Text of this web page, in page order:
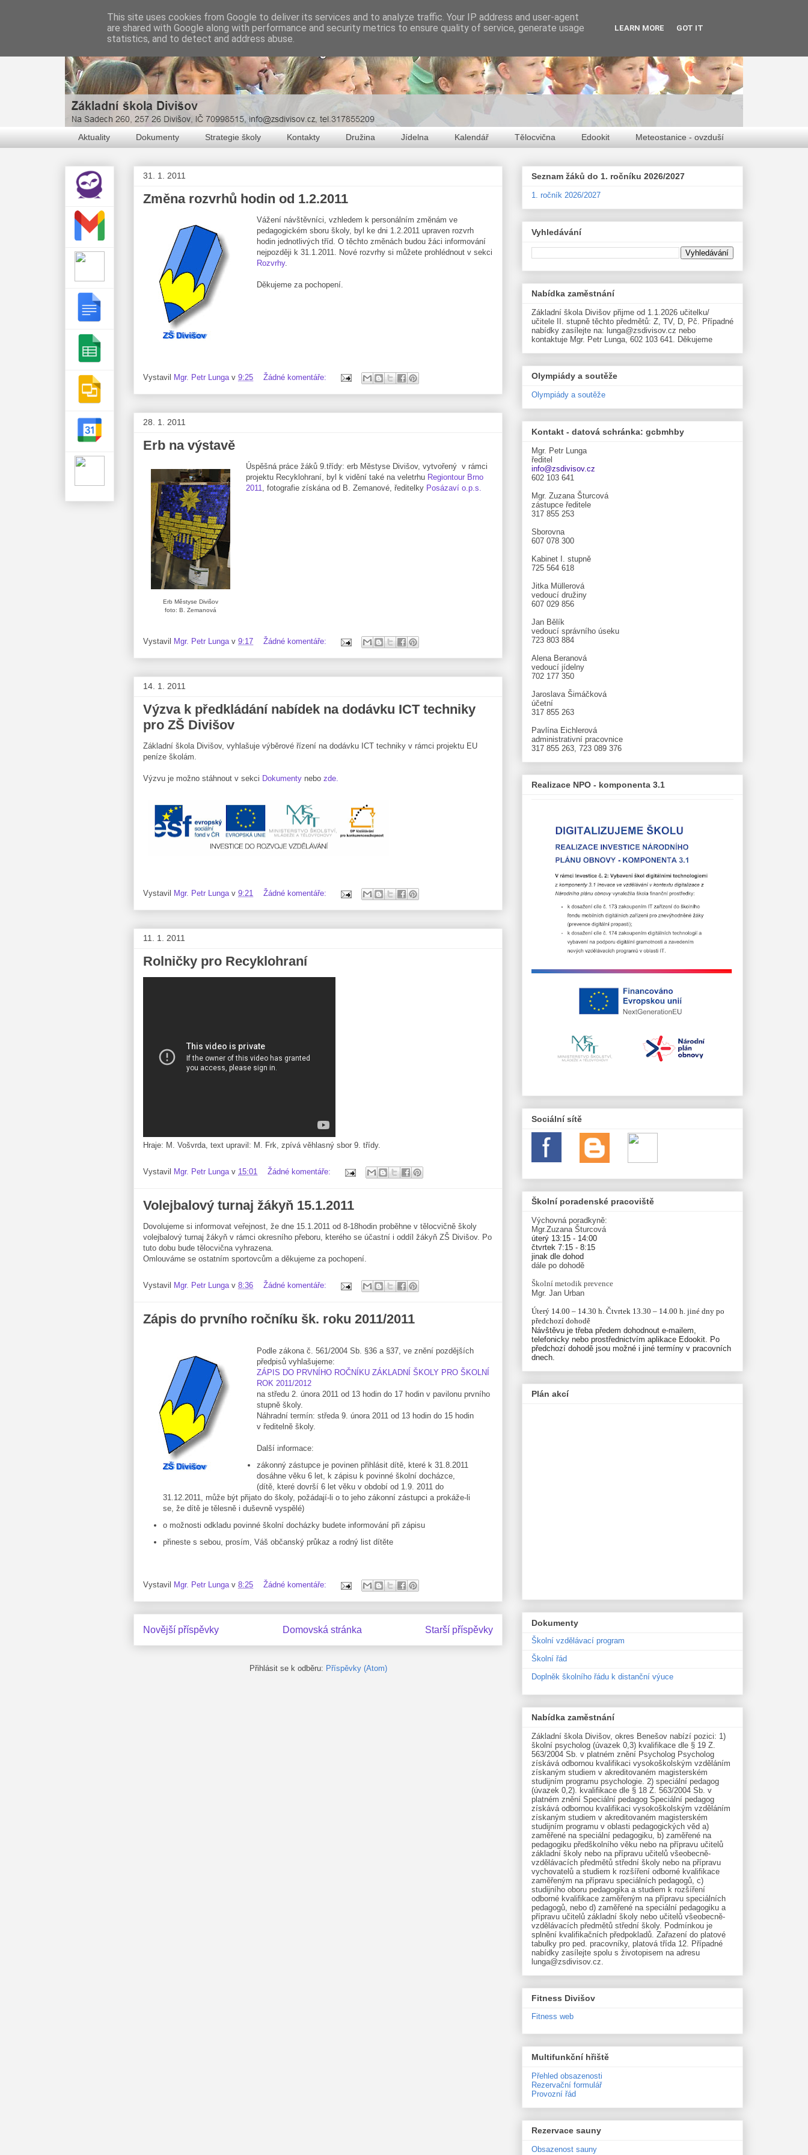
Aktuality Dokumenty Strategie školy Kontakty Družina Jídelna Kalendář Tělocvična Edookit Meteostanice - ovzduší
31. 1. 2011
Změna rozvrhů hodin od 1.2.2011
Vážení návštěvníci, vzhledem k personálním změnám ve
pedagogickém sboru školy, byl ke dni 1.2.2011 upraven rozvrh
hodin jednotlivých tříd. O těchto změnách budou žáci informování
nejpozději k 31.1.2011. Nové rozvrhy si můžete prohlédnout v sekci
Rozvrhy.
Děkujeme za pochopení.
Vystavil Mgr. Petr Lunga v 9:25 Žádné komentáře:
28. 1. 2011
Erb na výstavě
Erb Městyse Divišov
foto: B. Zemanová
Úspěšná práce žáků 9.třídy: erb Městyse Divišov, vytvořený v rámci
projektu Recyklohraní, byl k vidění také na veletrhu Regiontour Brno
2011
, fotografie získána od B. Zemanové, ředitelky Posázaví o.p.s.
Vystavil Mgr. Petr Lunga v 9:17 Žádné komentáře:
14. 1. 2011
Výzva k předkládání nabídek na dodávku ICT techniky
pro ZŠ Divišov
Základní škola Divišov, vyhlašuje výběrové řízení na dodávku ICT techniky v rámci projektu EU
peníze školám.
Výzvu je možno stáhnout v sekci Dokumenty nebo zde.
Vystavil Mgr. Petr Lunga v 9:21 Žádné komentáře:
11. 1. 2011
Rolničky pro Recyklohraní
Hraje: M. Vošvrda, text upravil: M. Frk, zpívá věhlasný sbor 9. třídy.
Vystavil Mgr. Petr Lunga v 15:01 Žádné komentáře:
Volejbalový turnaj žákyň 15.1.2011
Dovolujeme si informovat veřejnost, že dne 15.1.2011 od 8-18hodin proběhne v tělocvičně školy
volejbalový turnaj žákyň v rámci okresního přeboru, kterého se účastní i oddíl žákyň ZŠ Divišov. Po
tuto dobu bude tělocvična vyhrazena.
Omlouváme se ostatním sportovcům a děkujeme za pochopení.
Vystavil Mgr. Petr Lunga v 8:36 Žádné komentáře:
Zápis do prvního ročníku šk. roku 2011/2011
Podle zákona č. 561/2004 Sb. §36 a §37, ve znění pozdějších
předpisů vyhlašujeme:
ZÁPIS DO PRVNÍHO ROČNÍKU ZÁKLADNÍ ŠKOLY PRO ŠKOLNÍ
ROK 2011/2012
na středu 2. února 2011 od 13 hodin do 17 hodin v pavilonu prvního
stupně školy.
Náhradní termín: středa 9. února 2011 od 13 hodin do 15 hodin
v ředitelně školy.
Další informace:
zákonný zástupce je povinen přihlásit dítě, které k 31.8.2011
dosáhne věku 6 let, k zápisu k povinné školní docházce,
(dítě, které dovrší 6 let věku v období od 1.9. 2011 do
31.12.2011, může být přijato do školy, požádají-li o to jeho zákonní zástupci a prokáže-li
se, že dítě je tělesně i duševně vyspělé)
o možnosti odkladu povinné školní docházky budete informování při zápisu
přineste s sebou, prosím, Váš občanský průkaz a rodný list dítěte
Vystavil Mgr. Petr Lunga v 8:25 Žádné komentáře:
Novější příspěvky Starší příspěvky
Domovská stránka
Přihlásit se k odběru: Příspěvky (Atom)
Seznam žáků do 1. ročníku 2026/2027
1. ročník 2026/2027
Vyhledávání
Nabídka zaměstnání
Základní škola Divišov přijme od 1.1.2026 učitelku/
učitele II. stupně těchto předmětů: Z, TV, D, Pč. Případné
nabídky zasílejte na: lunga@zsdivisov.cz nebo
kontaktuje Mgr. Petr Lunga, 602 103 641. Děkujeme
Olympiády a soutěže
Olympiády a soutěže
Kontakt - datová schránka: gcbmhby
Mgr. Petr Lunga
ředitel
info@zsdivisov.cz
602 103 641
Mgr. Zuzana Šturcová
zástupce ředitele
317 855 253
Sborovna
607 078 300
Kabinet I. stupně
725 564 618
Jitka Müllerová
vedoucí družiny
607 029 856
Jan Bělík
vedoucí správního úseku
723 803 884
Alena Beranová
vedoucí jídelny
702 177 350
Jaroslava Šimáčková
účetní
317 855 263
Pavlína Eichlerová
administrativní pracovnice
317 855 263, 723 089 376
Realizace NPO - komponenta 3.1
Sociální sítě
Školní poradenské pracoviště
Výchovná poradkyně:
Mgr.Zuzana Šturcová
úterý 13:15 - 14:00
čtvrtek 7:15 - 8:15
jinak dle dohod
dále po dohodě
Školní metodik prevence
Mgr. Jan Urban
Úterý 14.00 – 14.30 h. Čtvrtek 13.30 – 14.00 h. jiné dny po
předchozí dohodě
Návštěvu je třeba předem dohodnout e-mailem,
telefonicky nebo prostřednictvím aplikace Edookit. Po
předchozí dohodě jsou možné i jiné termíny v pracovních
dnech.
Plán akcí
Dokumenty
Školní vzdělávací program
Školní řád
Doplněk školního řádu k distanční výuce
Nabídka zaměstnání
Základní škola Divišov, okres Benešov nabízí pozici: 1)
školní psycholog (úvazek 0,3) kvalifikace dle § 19 Z.
563/2004 Sb. v platném znění Psycholog Psycholog
získává odbornou kvalifikaci vysokoškolským vzděláním
získaným studiem v akreditovaném magisterském
studijním programu psychologie. 2) speciální pedagog
(úvazek 0,2). kvalifikace dle § 18 Z. 563/2004 Sb. v
platném znění Speciální pedagog Speciální pedagog
získává odbornou kvalifikaci vysokoškolským vzděláním
získaným studiem v akreditovaném magisterském
studijním programu v oblasti pedagogických věd a)
zaměřené na speciální pedagogiku, b) zaměřené na
pedagogiku předškolního věku nebo na přípravu učitelů
základní školy nebo na přípravu učitelů všeobecně-
vzdělávacích předmětů střední školy nebo na přípravu
vychovatelů a studiem k rozšíření odborné kvalifikace
zaměřeným na přípravu speciálních pedagogů, c)
studijního oboru pedagogika a studiem k rozšíření
odborné kvalifikace zaměřeným na přípravu speciálních
pedagogů, nebo d) zaměřené na speciální pedagogiku a
přípravu učitelů základní školy nebo učitelů všeobecně-
vzdělávacích předmětů střední školy. Podmínkou je
splnění kvalifikačních předpokladů. Zařazení do platové
tabulky pro ped. pracovníky, platová třída 12. Případné
nabídky zasílejte spolu s životopisem na adresu
lunga@zsdivisov.cz.
Fitness Divišov
Fitness web
Multifunkční hřiště
Přehled obsazenosti
Rezervační formulář
Provozní řád
Rezervace sauny
Obsazenost sauny
This site uses cookies from Google to deliver its services and to analyze traffic. Your IP address and user-agent
are shared with Google along with performance and security metrics to ensure quality of service, generate usage
statistics, and to detect and address abuse.
LEARN MORE GOT IT